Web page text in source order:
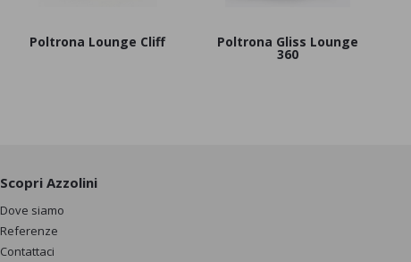
Poltrona Lounge Cliff Poltrona Gliss Lounge
360
Scopri Azzolini
Dove siamo
Referenze
Contattaci